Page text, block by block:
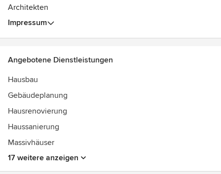
Architekten
Impressum
Angebotene Dienstleistungen
Hausbau
Gebäudeplanung
Hausrenovierung
Haussanierung
Massivhäuser
17 weitere anzeigen